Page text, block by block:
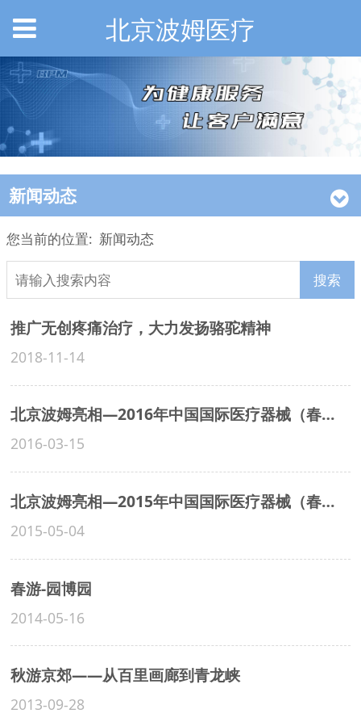
北京波姆医疗
新闻动态
您当前的位置: 新闻动态
搜索
推广无创疼痛治疗，大力发扬骆驼精神
2018-11-14
北京波姆亮相—2016年中国国际医疗器械（春季）博览会
2016-03-15
北京波姆亮相—2015年中国国际医疗器械（春季）博览会
2015-05-04
春游-园博园
2014-05-16
秋游京郊——从百里画廊到青龙峡
2013-09-28